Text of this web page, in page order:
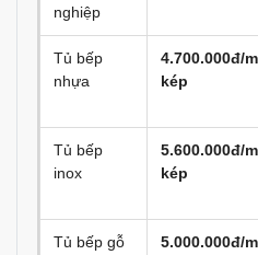
nghiệp
Tủ bếp
nhựa
4.700.000đ/
kép
Tủ bếp
inox
5.600.000đ/
kép
Tủ bếp gỗ
5.000.000đ/